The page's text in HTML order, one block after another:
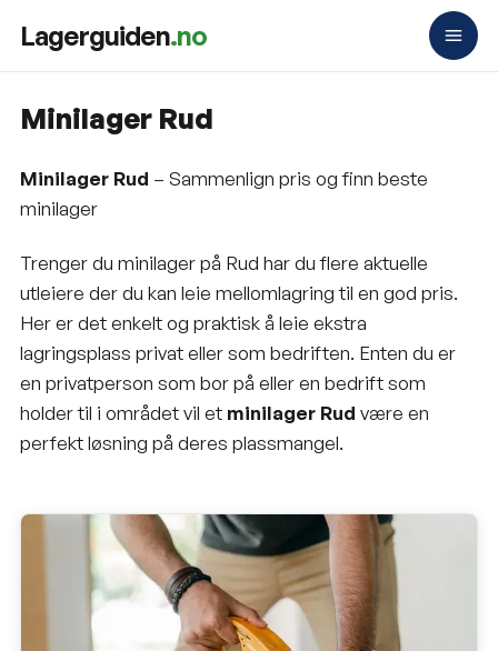
Lagerguiden.no
Minilager Rud
Minilager Rud – Sammenlign pris og finn beste
minilager
Trenger du minilager på Rud har du flere aktuelle
utleiere der du kan leie mellomlagring til en god pris.
Her er det enkelt og praktisk å leie ekstra
lagringsplass privat eller som bedriften. Enten du er
en privatperson som bor på eller en bedrift som
holder til i området vil et minilager Rud være en
perfekt løsning på deres plassmangel.